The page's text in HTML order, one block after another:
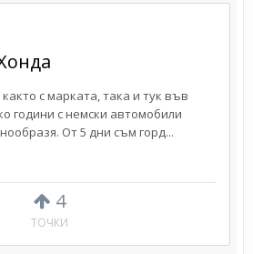
4
ТОЧКИ
с марката, така и тук във
години с немски автомобили
От 5 дни съм горд...